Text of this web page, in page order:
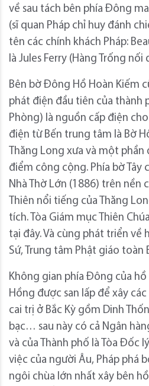
về sau tách bên phía Đông
(sĩ quan Pháp chỉ huy đánh
tên các chính khách Pháp:
là Jules Ferry (Hàng Trống nối
Bên bờ Đông Hồ Hoàn Kiếm
phát điện đầu tiên của thành
Phòng) là nguồn cấp điện
điện từ Bến trung tâm là Bờ
Thăng Long xưa và một
điểm công cộng. Phía bờ Tây
Nhà Thờ Lớn (1886) trên nền
Thiên nổi tiếng của Thăng
tích. Tòa Giám mục Thiên
tại đây. Và cùng phát triển về
Sứ, Trung tâm Phật giáo toàn
Không gian phía Đông của
Hồng được san lấp để xây
cai trị ở Bắc Kỳ gồm Dinh
bạc… sau này có cả Ngân
và của Thành phố là Tòa Đốc
việc của người Âu, Pháp phá
ngôi chùa lớn nhất xây bên